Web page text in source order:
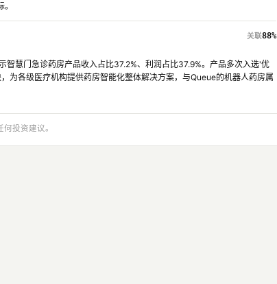
88%
慧门急诊药房产品收入占比37.2%、利润占比37.9%。产品多次入选'优
为各级医疗机构提供药房智能化整体解决方案，与Queue的机器人药房属
投资建议。